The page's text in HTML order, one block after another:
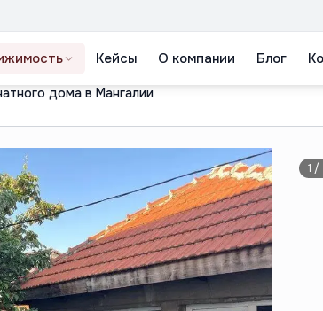
Кейсы О компании Блог
дома в Мангалии
1 /